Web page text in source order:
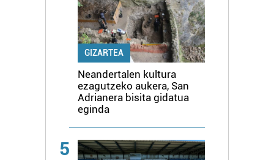
GIZARTEA
Neandertalen kultura
ezagutzeko aukera, San
Adrianera bisita gidatua
eginda
5